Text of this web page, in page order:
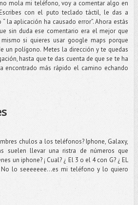
mola mi teléfono, voy a comentar algo en
con el puto teclado táctil, le das a
la aplicación ha causado error”. Ahora estás
sin duda ese comentario era el mejor que
si quieres usar google maps porque
un polígono. Metes la dirección y te quedas
hasta que te das cuenta de que se te ha
encontrado más rápido el camino echando
chulos a los teléfonos? Iphone, Galaxy,
suelen llevar una ristra de números que
un iphone? ¡ Cual? ¿ El 3 o el 4 con G? ¿ EL
lo seeeeeee…es mi teléfono y lo quiero